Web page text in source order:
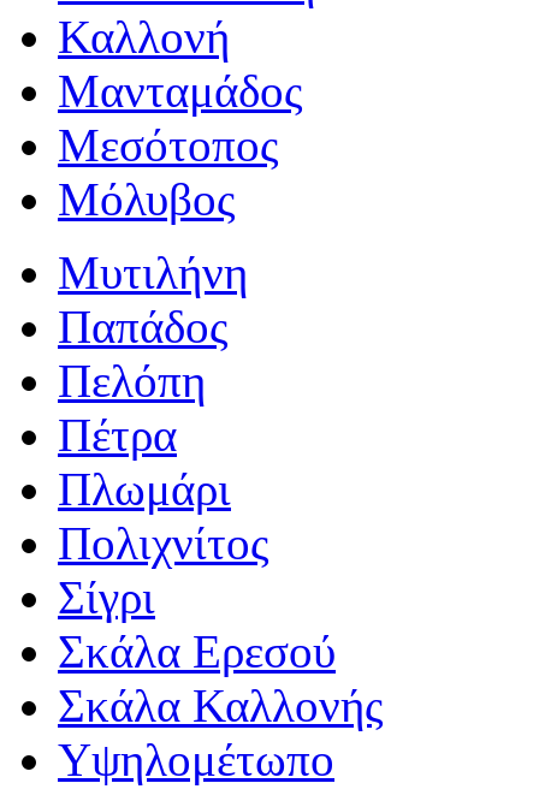
Καλλονή
Μανταμάδος
Μεσότοπος
Μόλυβος
Μυτιλήνη
Παπάδος
Πελόπη
Πέτρα
Πλωμάρι
Πολιχνίτος
Σίγρι
Σκάλα Ερεσού
Σκάλα Καλλονής
Υψηλομέτωπο